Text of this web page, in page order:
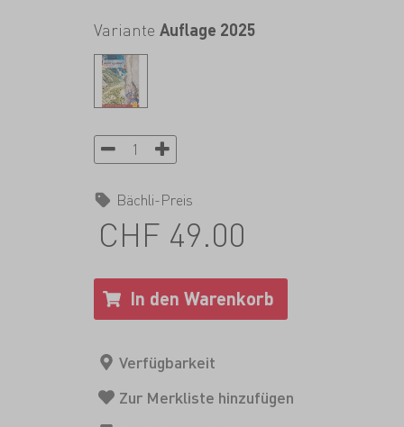
Variante Auflage 2025
Bächli-Preis
CHF 49.00